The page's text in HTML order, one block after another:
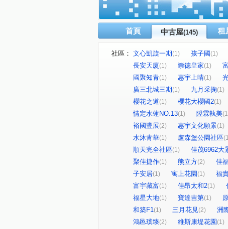
首頁 中古屋(145) 租
社區： 文心凱旋一期(1) 孩子國(1)
長安天廈(1) 崇德皇家(1)
國聚知青(1) 惠宇上晴(1)
廣三北城三期(1) 九月采掬(1)
櫻花之道(1) 櫻花大櫻國2(1)
情定水蓮NO.13(1) 陞霖執美
裕國豐展(2) 惠宇文化願景(1)
水沐青華(1) 盧森堡公園社區
順天完全社區(1) 佳茂6962大
聚佳捷作(1) 熊立方(2) 佳
子安居(1) 寓上花園 (1) 福
富宇藏富(1) 佳昂太和2(1)
福星大地(1) 寶達吉第(1)
和築F1(1) 三月花見(2) 洲
鴻邑璞臻(2) 維斯康堤花園 (1)